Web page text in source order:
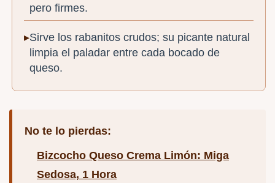
pero firmes.
Sirve los rabanitos crudos; su picante natural
limpia el paladar entre cada bocado de
queso.
No te lo pierdas:
Bizcocho Queso Crema Limón: Miga
Sedosa, 1 Hora